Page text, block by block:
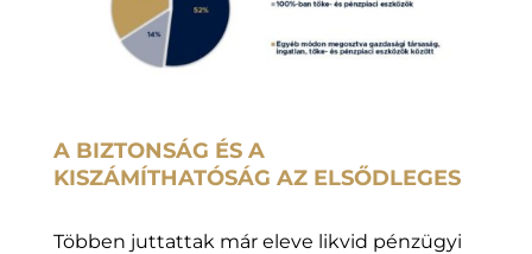
A BIZTONSÁG ÉS A
KISZÁMÍTHATÓSÁG AZ ELSŐDLEGES
Többen juttattak már eleve likvid pénzügyi